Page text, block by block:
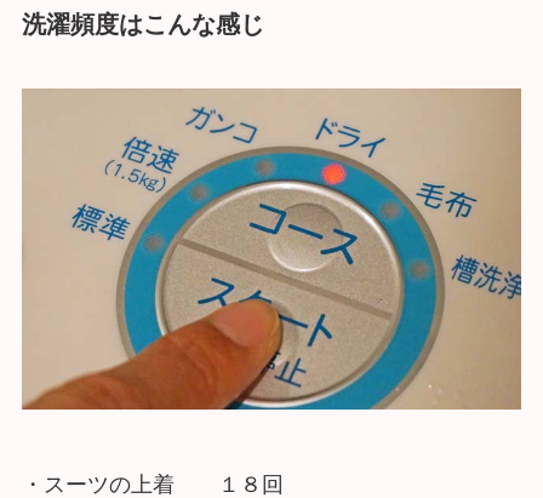
洗濯頻度はこんな感じ
・スーツの上着 １８回